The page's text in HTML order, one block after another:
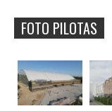
FOTO PILOTAS